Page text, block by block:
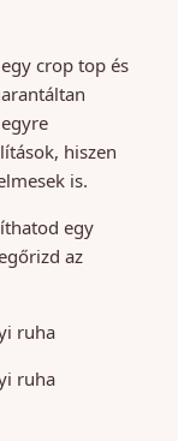
crop top és
hiszen
is.
egy
az